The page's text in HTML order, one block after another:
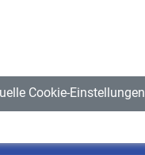
Cookie-Einstellungen